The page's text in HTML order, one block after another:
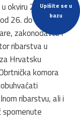
Upišite se u
bazu
okviru 26.
26. do 28.
zakonodavce i
ribarstva u
Hrvatsku
komora
ribarstvu, ali i
spomenute